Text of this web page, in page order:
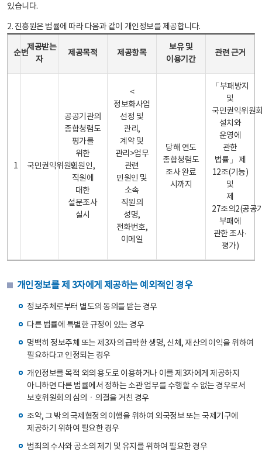
있습니다.
2. 진흥원은 법률에 따라 다음과 같이 개인정보를 제공합니다.
순번
제공받는
자
제공목적 제공항목
보유 및
이용기간
관련 근거
1 국민권익위원회
공공기관의
종합청렴도
평가를
위한
민원인,
직원에
대한
설문조사
실시
<
정보화사업
선정 및
관리,
계약 및
관리>업무
관련
민원인 및
소속
직원의
성명,
전화번호,
이메일
당해 연도
종합청렴도
조사 완료
시까지
「부패방지
및
국민권익위원
설치와
운영에
관한
법률」 제
12조(기능)
및
제
27조의2(공공
부패에
관한 조사·
평가)
개인정보를 제 3자에게 제공하는 예외적인 경우
정보주체로부터 별도의 동의를 받는 경우
다른 법률에 특별한 규정이 있는 경우
명백히 정보주체 또는 제3자의 급박한 생명, 신체, 재산의 이익을 위하여
필요하다고 인정되는 경우
개인정보를 목적 외의 용도로 이용하거나 이를 제3자에게 제공하지
아니하면 다른 법률에서 정하는 소관 업무를 수행할 수 없는 경우로서
보호위원회의 심의ㆍ의결을 거친 경우
조약, 그 밖의 국제협정의 이행을 위하여 외국정보 또는 국제기구에
제공하기 위하여 필요한 경우
범죄의 수사와 공소의 제기 및 유지를 위하여 필요한 경우